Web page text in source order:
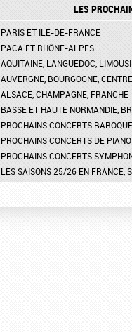
LES
PARIS ET ILE-DE-FRANCE
PACA ET RHÔNE-ALPES
AQUITAINE, LANGUEDOC,
AUVERGNE, BOURGOGNE, CENTRE
ALSACE, CHAMPAGNE,
BASSE ET HAUTE NORMANDIE,
PROCHAINS CONCERTS
PROCHAINS CONCERTS DE PIANO
PROCHAINS CONCERTS
LES SAISONS 25/26 EN FRANCE,